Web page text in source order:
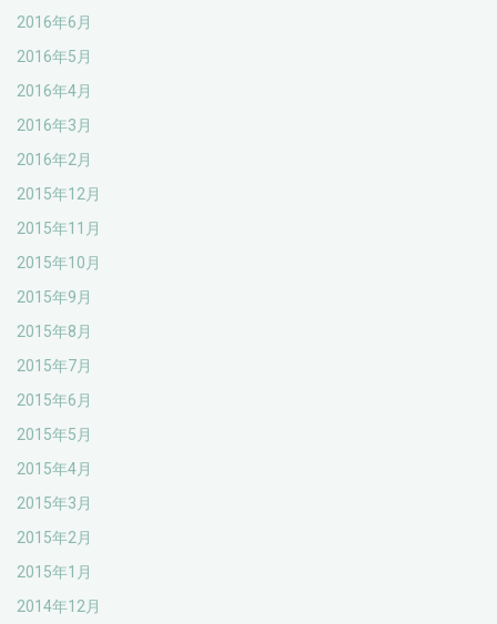
2016年6月
2016年5月
2016年4月
2016年3月
2016年2月
2015年12月
2015年11月
2015年10月
2015年9月
2015年8月
2015年7月
2015年6月
2015年5月
2015年4月
2015年3月
2015年2月
2015年1月
2014年12月